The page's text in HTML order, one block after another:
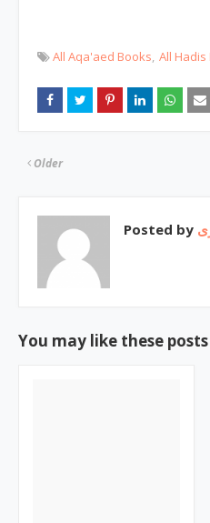
All Aqa'aed Books All Hadis
Older
Posted by
You may like these posts